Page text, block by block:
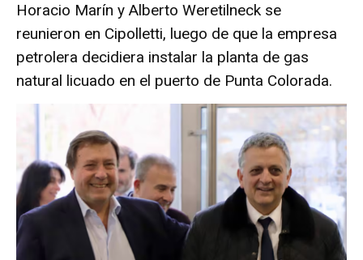
Horacio Marín y Alberto Weretilneck se
reunieron en Cipolletti, luego de que la empresa
petrolera decidiera instalar la planta de gas
natural licuado en el puerto de Punta Colorada.